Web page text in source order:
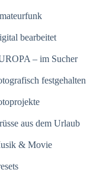
bearbeitet
– im Sucher
festgehalten
aus dem Urlaub
& Movie